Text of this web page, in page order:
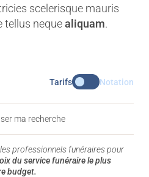
scelerisque mauris
tellus nequealiquam.
Tarifs Notation
ma recherche
professionnels funéraires pour
du service funéraire le plus
budget.